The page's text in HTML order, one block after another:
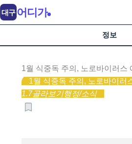
정보
1월 식중독 주의, 노로바이러스
1월 식중독 주의, 노로바이러
1.7골라보기행정/소식
대구 어디가